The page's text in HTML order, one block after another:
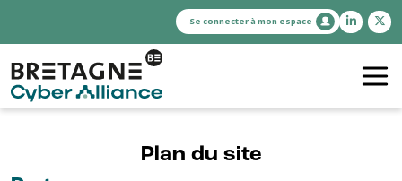
Se connecter à mon espace
Plan du site